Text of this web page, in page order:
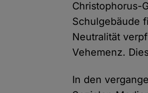
Christophorus-
Schulgebäude
Neutralität
Vehemenz.
In den